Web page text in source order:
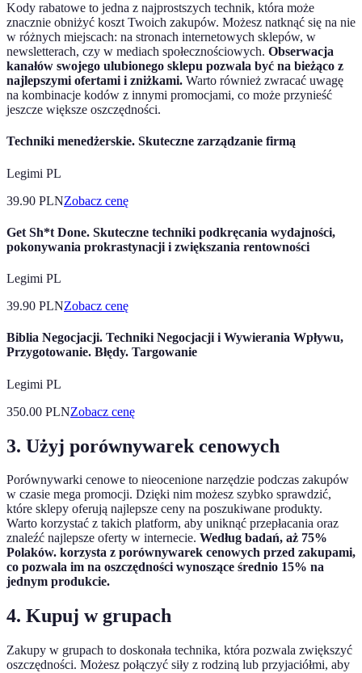
Kody rabatowe to jedna z najprostszych technik, która może
znacznie obniżyć koszt Twoich zakupów. Możesz natknąć się na nie
w różnych miejscach: na stronach internetowych sklepów, w
newsletterach, czy w mediach społecznościowych. Obserwacja
kanałów swojego ulubionego sklepu pozwala być na bieżąco z
najlepszymi ofertami i zniżkami. Warto również zwracać uwagę
na kombinacje kodów z innymi promocjami, co może przynieść
jeszcze większe oszczędności.
Techniki menedżerskie. Skuteczne zarządzanie firmą
Legimi PL
39.90 PLNZobacz cenę
Get Sh*t Done. Skuteczne techniki podkręcania wydajności,
pokonywania prokrastynacji i zwiększania rentowności
Legimi PL
39.90 PLNZobacz cenę
Biblia Negocjacji. Techniki Negocjacji i Wywierania Wpływu,
Przygotowanie. Błędy. Targowanie
Legimi PL
350.00 PLNZobacz cenę
3. Użyj porównywarek cenowych
Porównywarki cenowe to nieocenione narzędzie podczas zakupów
w czasie mega promocji. Dzięki nim możesz szybko sprawdzić,
które sklepy oferują najlepsze ceny na poszukiwane produkty.
Warto korzystać z takich platform, aby uniknąć przepłacania oraz
znaleźć najlepsze oferty w internecie. Według badań, aż 75%
Polaków. korzysta z porównywarek cenowych przed zakupami,
co pozwala im na oszczędności wynoszące średnio 15% na
jednym produkcie.
4. Kupuj w grupach
Zakupy w grupach to doskonała technika, która pozwala zwiększyć
oszczędności. Możesz połączyć siły z rodziną lub przyjaciółmi, aby